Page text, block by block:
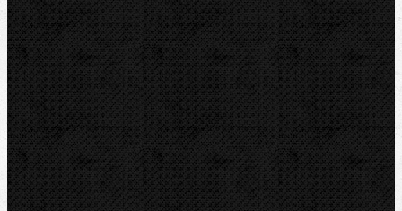
Expandérové hlavy
Vyhrdlovače
Kombinované sady
Pertlovačky(lemovače)
Príslušenstvo
Lisovanie